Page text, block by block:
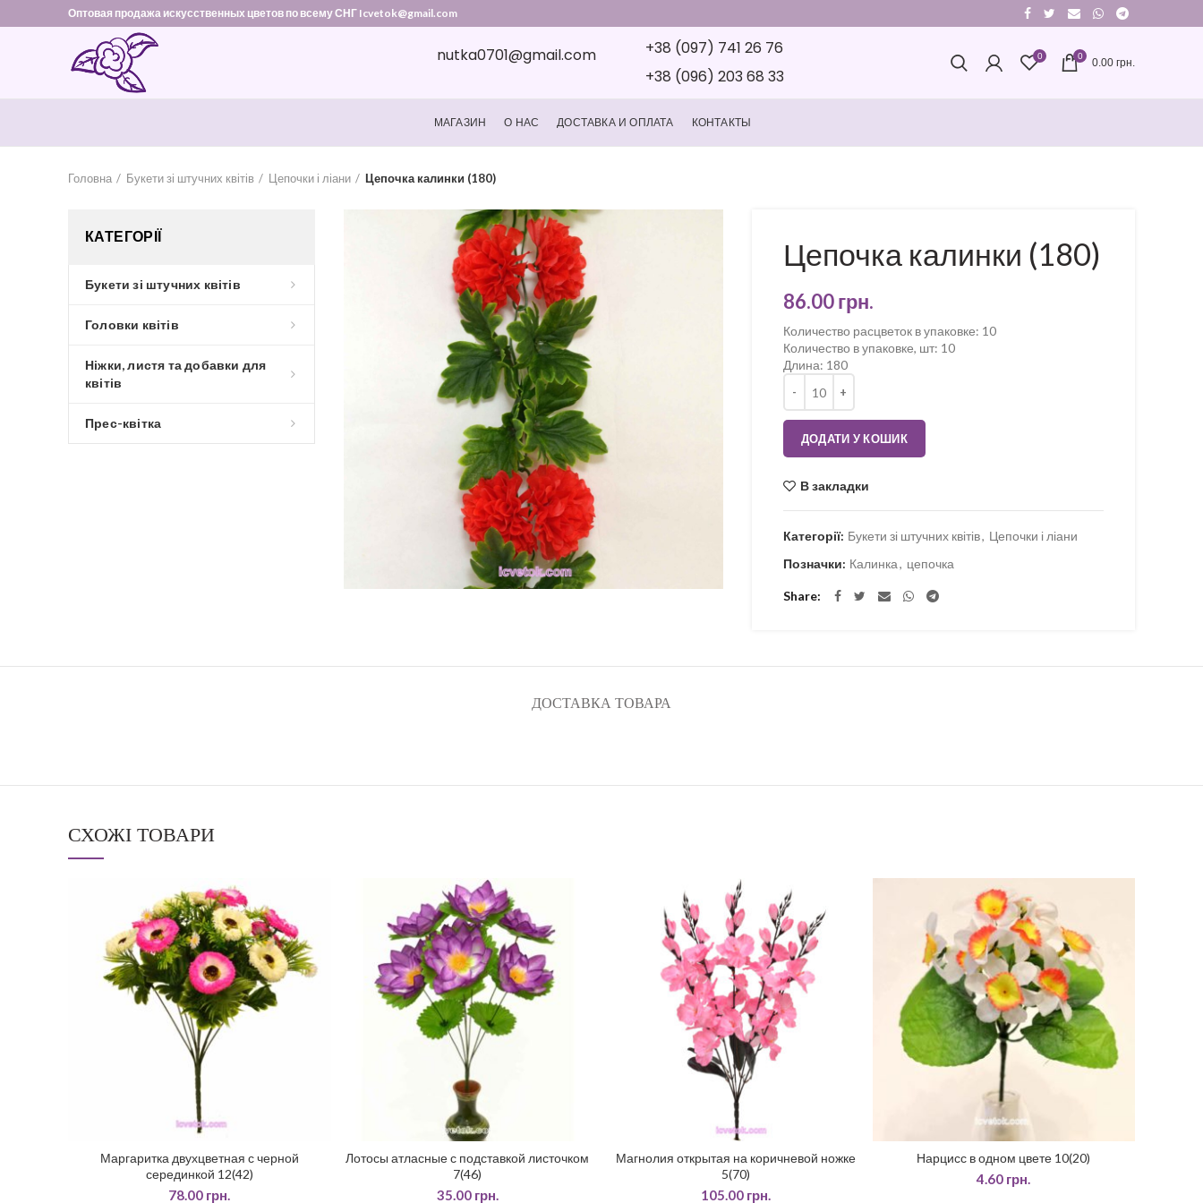
Оптовая продажа искусственных цветов по всему СНГ Icvetok@gmail.com
nutka0701@gmail.com
+38 (097) 741 26 76
+38 (096) 203 68 33
0 0
0.00 грн.
МАГАЗИН О НАС ДОСТАВКА И ОПЛАТА КОНТАКТЫ
Головна Букети зі штучних квітів Цепочки і ліани Цепочка калинки (180)
Цепочка калинки (180)
86.00грн.
Количество расцветок в упаковке: 10
Количество в упаковке, шт: 10
Длина: 180
ДОДАТИ У КОШИК
В закладки
Категорії: Букети зі штучних квітів, Цепочки і ліани
Позначки: Калинка, цепочка
Share
КАТЕГОРІЇ
Букети зі штучних квітів
Головки квітів
Ніжки, листя та добавки для
квітів
Прес-квітка
ДОСТАВКА ТОВАРА
СХОЖІ ТОВАРИ
ДОДАТИ У КОШИК
Маргаритка двухцветная с черной
серединкой 12(42)
78.00 грн.
ДОДАТИ У КОШИК
Лотосы атласные с подставкой листочком
7(46)
35.00 грн.
ДОДАТИ У КОШИК
Магнолия открытая на коричневой ножке
5(70)
105.00 грн.
ДОДАТИ У КОШИК
Нарцисс в одном цвете 10(20)
4.60 грн.